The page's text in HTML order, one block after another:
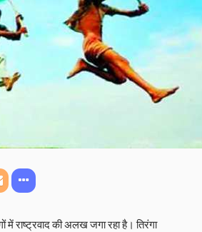
राष्ट्रवाद की अलख जगा रहा है। तिरंगा